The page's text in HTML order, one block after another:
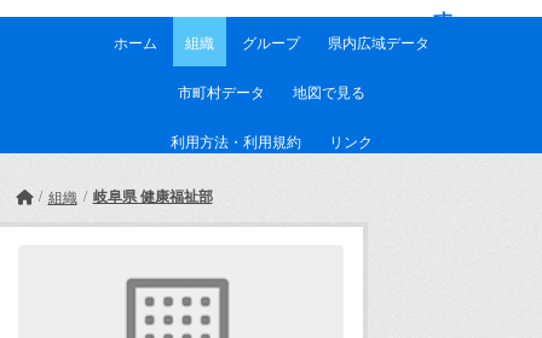
す
ホーム 組織 グループ 県内広域データ
市町村データ 地図で見る
利用方法・利用規約 リンク
組織 岐阜県 健康福祉部